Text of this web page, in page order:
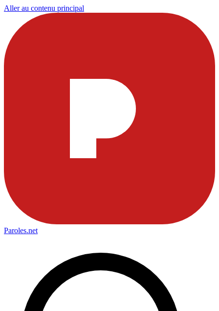
Aller au contenu principal
Paroles.net